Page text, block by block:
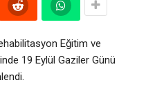
Eğitim ve
19 Eylül Gaziler Günü